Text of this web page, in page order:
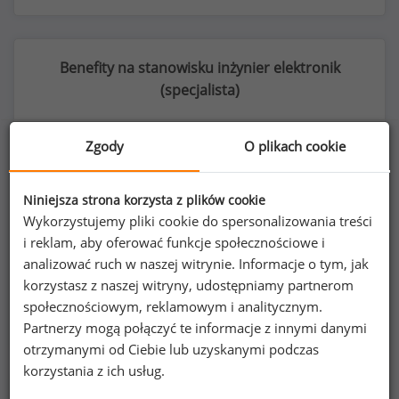
Benefity na stanowisku inżynier elektronik
(specjalista)
72%
karnety na siłownie i do klubów fitness
Zgody O plikach cookie
Niniejsza strona korzysta z plików cookie
Wykorzystujemy pliki cookie do spersonalizowania treści
i reklam, aby oferować funkcje społecznościowe i
analizować ruch w naszej witrynie. Informacje o tym, jak
korzystasz z naszej witryny, udostępniamy partnerom
społecznościowym, reklamowym i analitycznym.
Partnerzy mogą połączyć te informacje z innymi danymi
otrzymanymi od Ciebie lub uzyskanymi podczas
korzystania z ich usług.